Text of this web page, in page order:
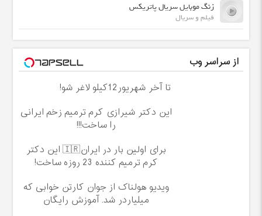
زنگ موبایل سریال پاتریکس
فیلم و سریال
از سراسر وب
تا آخر شهریور12کیلو لاغر شو!
این دکتر شیرازی کرم ترمیم زخم ایرانی
را ساخت!!!
برای اولین بار در ایران🇮🇷 این دکتر
کرم ترمیم کننده 23 روزه ساخت!
ویدیو هولناک از جوان کارتن خوابی که
میلیاردر شد. آموزش رایگان